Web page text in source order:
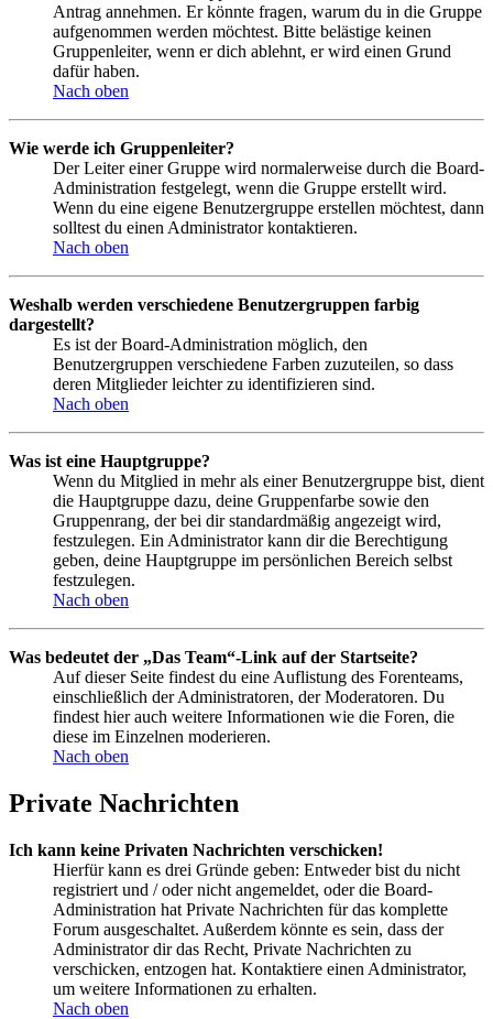
Antrag annehmen. Er könnte fragen, warum du in die Gruppe
aufgenommen werden möchtest. Bitte belästige keinen
Gruppenleiter, wenn er dich ablehnt, er wird einen Grund
dafür haben.
Nach oben
Wie werde ich Gruppenleiter?
Der Leiter einer Gruppe wird normalerweise durch die Board-
Administration festgelegt, wenn die Gruppe erstellt wird.
Wenn du eine eigene Benutzergruppe erstellen möchtest, dann
solltest du einen Administrator kontaktieren.
Nach oben
Weshalb werden verschiedene Benutzergruppen farbig
dargestellt?
Es ist der Board-Administration möglich, den
Benutzergruppen verschiedene Farben zuzuteilen, so dass
deren Mitglieder leichter zu identifizieren sind.
Nach oben
Was ist eine Hauptgruppe?
Wenn du Mitglied in mehr als einer Benutzergruppe bist, dient
die Hauptgruppe dazu, deine Gruppenfarbe sowie den
Gruppenrang, der bei dir standardmäßig angezeigt wird,
festzulegen. Ein Administrator kann dir die Berechtigung
geben, deine Hauptgruppe im persönlichen Bereich selbst
festzulegen.
Nach oben
Was bedeutet der „Das Team“-Link auf der Startseite?
Auf dieser Seite findest du eine Auflistung des Forenteams,
einschließlich der Administratoren, der Moderatoren. Du
findest hier auch weitere Informationen wie die Foren, die
diese im Einzelnen moderieren.
Nach oben
Private Nachrichten
Ich kann keine Privaten Nachrichten verschicken!
Hierfür kann es drei Gründe geben: Entweder bist du nicht
registriert und / oder nicht angemeldet, oder die Board-
Administration hat Private Nachrichten für das komplette
Forum ausgeschaltet. Außerdem könnte es sein, dass der
Administrator dir das Recht, Private Nachrichten zu
verschicken, entzogen hat. Kontaktiere einen Administrator,
um weitere Informationen zu erhalten.
Nach oben